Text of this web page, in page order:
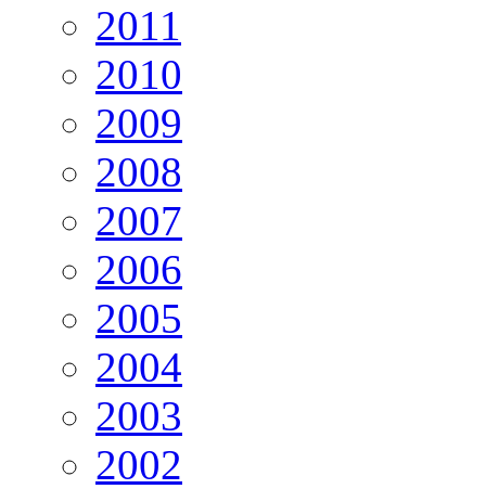
2011
2010
2009
2008
2007
2006
2005
2004
2003
2002